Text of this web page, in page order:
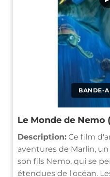
BANDE-
Le Monde de Nemo
Description: Ce film
aventures de Marlin,
son fils Nemo, qui se
étendues de l'océan.